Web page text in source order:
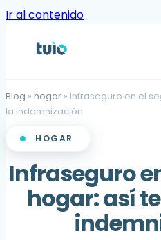
Ir al contenido
Blog » hogar » Infraseguro en el
la indemnización
HOGAR
Infraseguro
hogar: así